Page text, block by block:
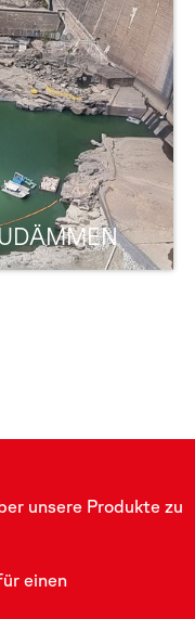
unsere Produkte zu
einen